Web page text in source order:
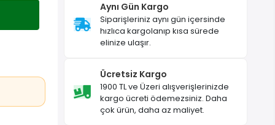
Aynı Gün Kargo
Siparişleriniz aynı gün içersinde
hızlıca kargolanıp kısa sürede
elinize ulaşır.
Ücretsiz Kargo
1900 TL ve Üzeri alışverişlerinizde
kargo ücreti ödemezsiniz. Daha
çok ürün, daha az maliyet.